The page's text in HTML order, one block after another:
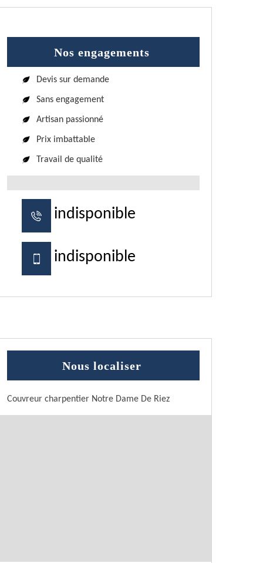
Nos engagements
Devis sur demande
Sans engagement
Artisan passionné
Prix imbattable
Travail de qualité
indisponible
indisponible
Nous localiser
Couvreur charpentier Notre Dame De Riez